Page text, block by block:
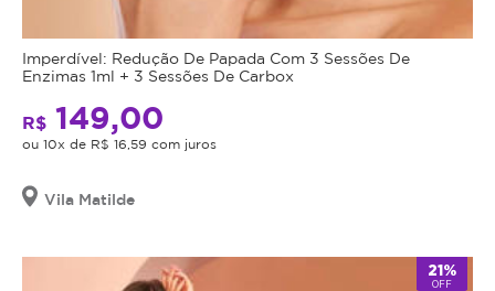
Imperdível: Redução De Papada Com 3 Sessões De
Enzimas 1ml + 3 Sessões De Carbox
R$ 149,00
ou 10x de R$ 16,59 com juros
Vila Matilde
21%
OFF